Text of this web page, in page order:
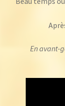
En avant-